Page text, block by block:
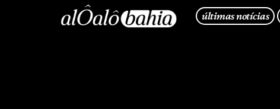
últimas notícias